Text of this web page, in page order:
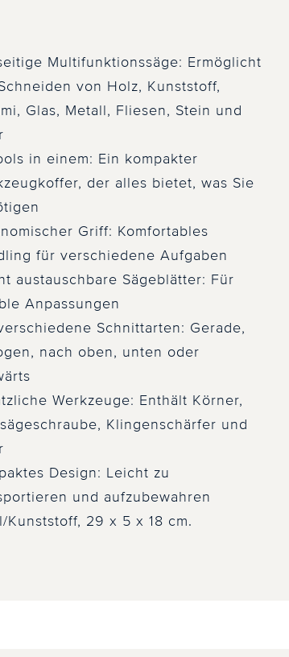
Multifunktionssäge: Ermöglicht
von Holz, Kunststoff,
Glas, Metall, Fliesen, Stein und
in einem: Ein kompakter
der alles bietet, was Sie
Griff: Komfortables
für verschiedene Aufgaben
austauschbare Sägeblätter: Für
Anpassungen
Schnittarten: Gerade,
nach oben, unten oder
Werkzeuge: Enthält Körner,
Klingenschärfer und
Design: Leicht zu
und aufzubewahren
Kunststoff, 29 x 5 x 18 cm.